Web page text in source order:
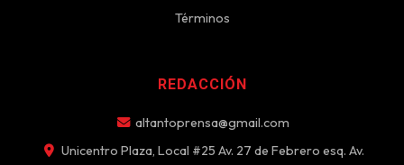
Términos
REDACCIÓN
altantoprensa@gmail.com
Unicentro Plaza, Local #25 Av. 27 de Febrero esq. Av.